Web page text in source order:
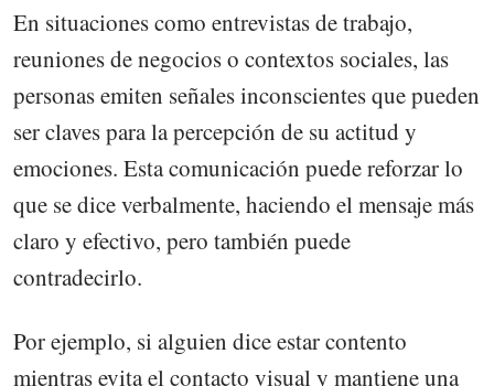
En situaciones como entrevistas de trabajo,
reuniones de negocios o contextos sociales, las
personas emiten señales inconscientes que pueden
ser claves para la percepción de su actitud y
emociones. Esta comunicación puede reforzar lo
que se dice verbalmente, haciendo el mensaje más
claro y efectivo, pero también puede
contradecirlo.
Por ejemplo, si alguien dice estar contento
mientras evita el contacto visual y mantiene una